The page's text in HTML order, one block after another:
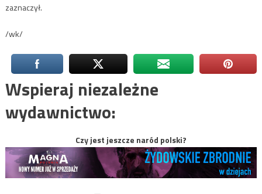
zaznaczył.
/wk/
Wspieraj niezależne
wydawnictwo:
Czy jest jeszcze naród polski?